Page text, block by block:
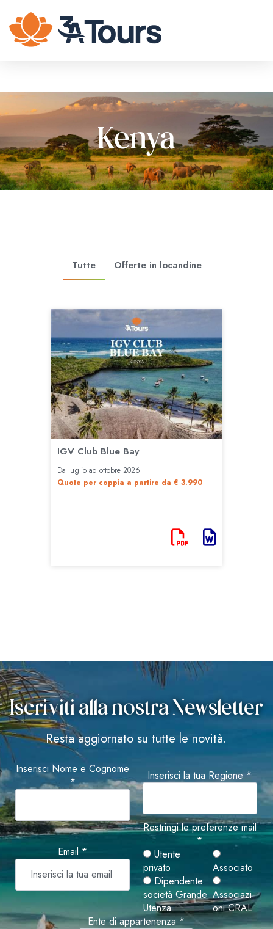
Kenya
Iscriviti alla nostra Newsletter
Resta aggiornato su tutte le novità.
Inserisci Nome e Cognome
*
Inserisci la tua Regione *
Email *
Restringi le preferenze mail
*
Utente
privato
Associato
Dipendente
società Grande
Utenza
Associazi
oni CRAL
Ente di appartenenza *